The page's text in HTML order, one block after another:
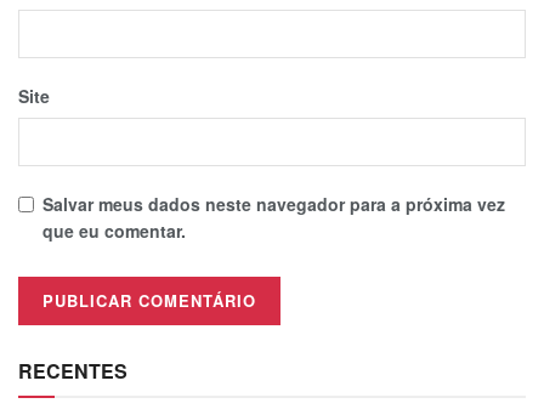
Site
Salvar meus dados neste navegador para a próxima vez
que eu comentar.
RECENTES